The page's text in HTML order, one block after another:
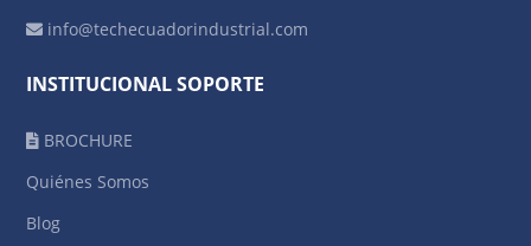
info@techecuadorindustrial.com
INSTITUCIONAL SOPORTE
BROCHURE
Quiénes Somos
Blog